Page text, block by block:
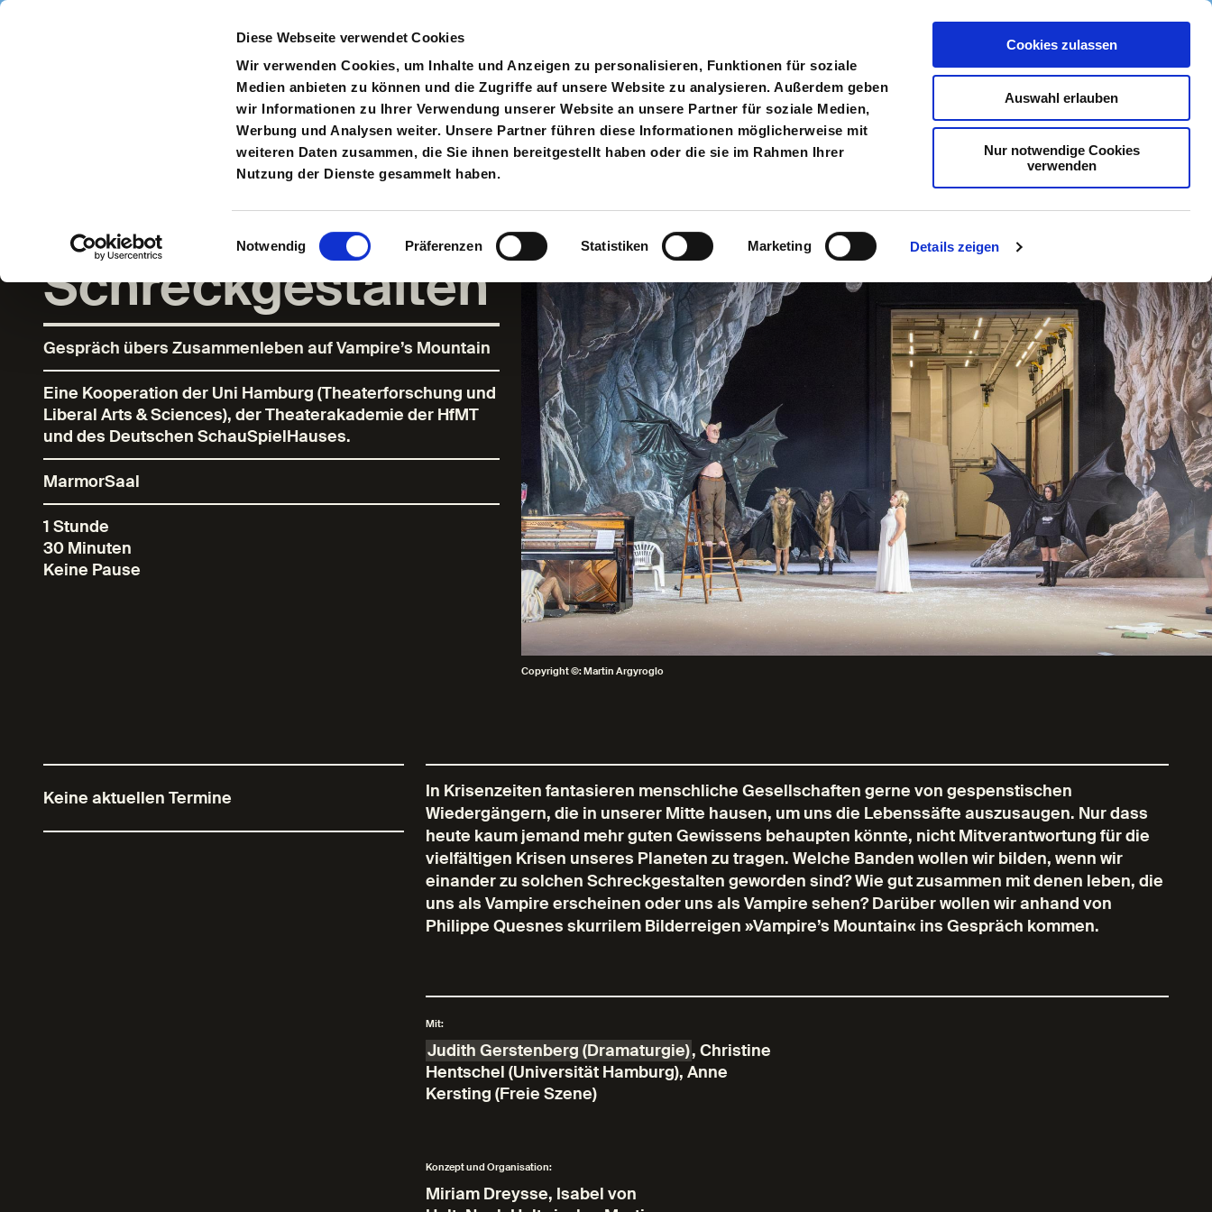
Diese Webseite verwendet Cookies
Wir verwenden Cookies, um Inhalte und Anzeigen zu personalisieren, Funktionen für soziale
Medien anbieten zu können und die Zugriffe auf unsere Website zu analysieren. Außerdem geben
wir Informationen zu Ihrer Verwendung unserer Website an unsere Partner für soziale Medien,
Werbung und Analysen weiter. Unsere Partner führen diese Informationen möglicherweise mit
weiteren Daten zusammen, die Sie ihnen bereitgestellt haben oder die sie im Rahmen Ihrer
Nutzung der Dienste gesammelt haben.
Einwilligungsauswahl
Notwendig Präferenzen Statistiken Marketing Details zeigen
Cookies zulassen
Auswahl erlauben
Nur notwendige Cookies
verwenden
Direkt zum Inhalt
Spielplan Toggle search input Suche Anmelden Anmeldung
DachSalon:
Eintracht der
Schreckgestalten
Gespräch übers Zusammenleben auf Vampire’s Mountain
Eine Kooperation der Uni Hamburg (Theaterforschung und
Liberal Arts & Sciences), der Theaterakademie der HfMT
und des Deutschen SchauSpielHauses.
MarmorSaal
1 Stunde
30 Minuten
Keine Pause
Copyright ©: Martin Argyroglo
Keine aktuellen Termine
In Krisenzeiten fantasieren menschliche Gesellschaften gerne von gespenstischen
Wiedergängern, die in unserer Mitte hausen, um uns die Lebenssäfte auszusaugen. Nur dass
heute kaum jemand mehr guten Gewissens behaupten könnte, nicht Mitverantwortung für die
vielfältigen Krisen unseres Planeten zu tragen. Welche Banden wollen wir bilden, wenn wir
einander zu solchen Schreckgestalten geworden sind? Wie gut zusammen mit denen leben, die
uns als Vampire erscheinen oder uns als Vampire sehen? Darüber wollen wir anhand von
Philippe Quesnes skurrilem Bilderreigen »Vampire’s Mountain« ins Gespräch kommen.
Mit:
Judith Gerstenberg (Dramaturgie), Christine
Hentschel (Universität Hamburg), Anne
Kersting (Freie Szene)
Konzept und Organisation:
Miriam Dreysse, Isabel von